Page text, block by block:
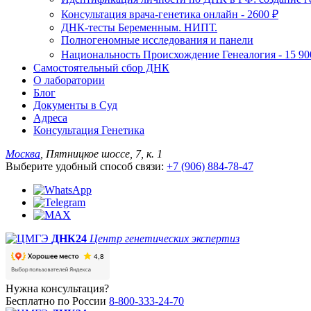
Консультация врача-генетика онлайн - 2600 ₽
ДНК-тесты Беременным. НИПТ.
Полногеномные исследования и панели
Национальность Происхождение Генеалогия - 15
Самостоятельный сбор ДНК
О лаборатории
Блог
Документы в Суд
Адреса
Консультация Генетика
Москва , Пятницкое шоссе, 7, к. 1
Выберите удобный способ связи: +7 (906) 884-78-47
ДНК24 Центр генетических экспертиз
Нужна консультация?
Бесплатно по России 8-800-333-24-70